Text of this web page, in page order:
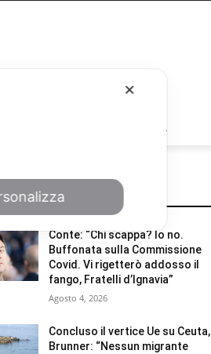
INTERESSARTI
Conte: “Chi scappa? Io no.
Buffonata sulla Commissione
Covid. Vi rigetterò addosso il
fango, Fratelli d’Ignavia”
Agosto 4, 2026
Concluso il vertice Ue su Ceuta,
Brunner: “Nessun migrante
✕